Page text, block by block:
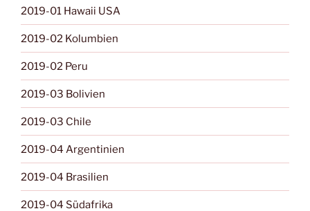
2019-01 Hawaii USA
2019-02 Kolumbien
2019-02 Peru
2019-03 Bolivien
2019-03 Chile
2019-04 Argentinien
2019-04 Brasilien
2019-04 Südafrika